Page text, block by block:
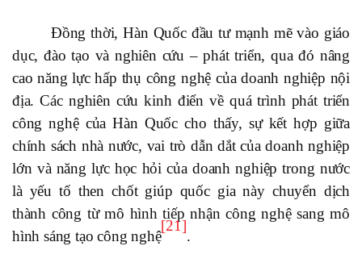
Đồng thời, Hàn Quốc đầu tư mạnh mẽ vào giáo
dục, đào tạo và nghiên cứu – phát triển, qua đó nâng
cao năng lực hấp thụ công nghệ của doanh nghiệp nội
địa. Các nghiên cứu kinh điển về quá trình phát triển
công nghệ của Hàn Quốc cho thấy, sự kết hợp giữa
chính sách nhà nước, vai trò dẫn dắt của doanh nghiệp
lớn và năng lực học hỏi của doanh nghiệp trong nước
là yếu tố then chốt giúp quốc gia này chuyển dịch
thành công từ mô hình tiếp nhận công nghệ sang mô
hình sáng tạo công nghệ
[21]
.